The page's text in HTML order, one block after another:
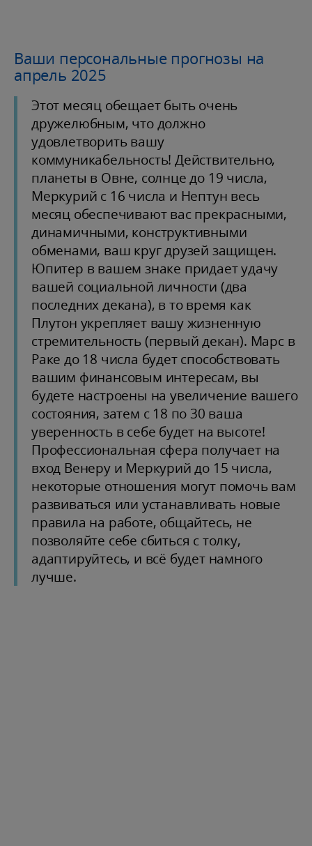
Ваши персональные прогнозы на
апрель 2025
Этот месяц обещает быть очень
дружелюбным, что должно
удовлетворить вашу
коммуникабельность! Действительно,
планеты в Овне, солнце до 19 числа,
Меркурий с 16 числа и Нептун весь
месяц обеспечивают вас прекрасными,
динамичными, конструктивными
обменами, ваш круг друзей защищен.
Юпитер в вашем знаке придает удачу
вашей социальной личности (два
последних декана), в то время как
Плутон укрепляет вашу жизненную
стремительность (первый декан). Марс в
Раке до 18 числа будет способствовать
вашим финансовым интересам, вы
будете настроены на увеличение вашего
состояния, затем с 18 по 30 ваша
уверенность в себе будет на высоте!
Профессиональная сфера получает на
вход Венеру и Меркурий до 15 числа,
некоторые отношения могут помочь вам
развиваться или устанавливать новые
правила на работе, общайтесь, не
позволяйте себе сбиться с толку,
адаптируйтесь, и всё будет намного
лучше.